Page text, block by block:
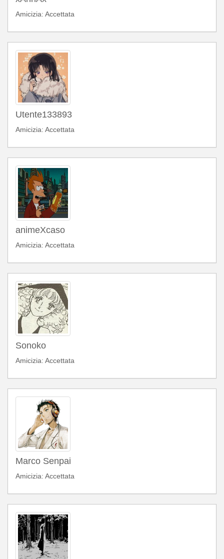
Amicizia: Accettata
Utente133893
Amicizia: Accettata
animeXcaso
Amicizia: Accettata
Sonoko
Amicizia: Accettata
Marco Senpai
Amicizia: Accettata